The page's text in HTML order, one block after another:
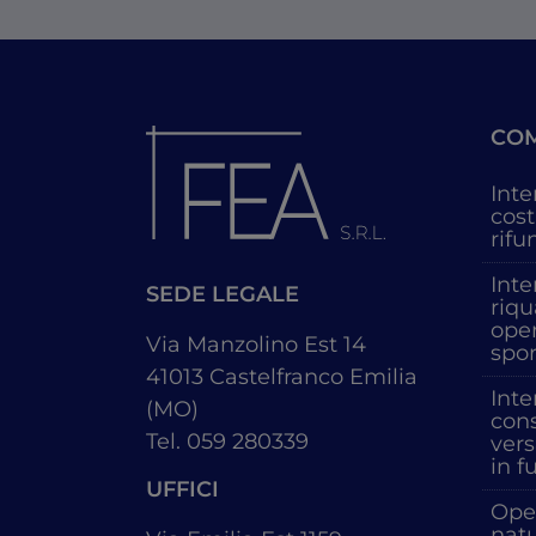
SEDE LEGALE
Via Manzolino Est 14
41013 Castelfranco Emilia
(MO)
Tel. 059 280339
UFFICI
in